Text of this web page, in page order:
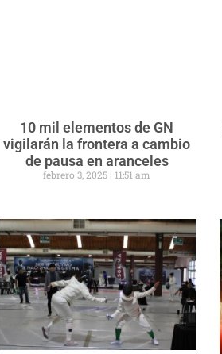
10 mil elementos de GN
vigilarán la frontera a cambio
de pausa en aranceles
febrero 3, 2025 11:51 am